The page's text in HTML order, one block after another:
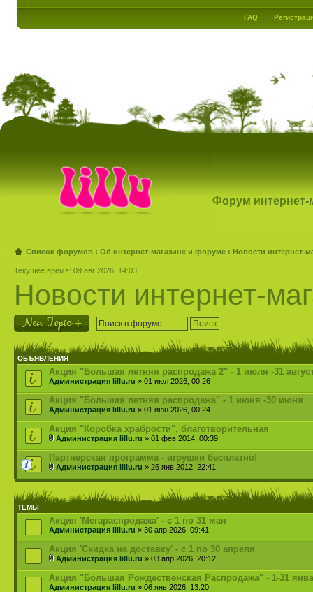
FAQ
Форум интернет-
Список форумов ‹ Об интернет-магазине и форуме ‹ Новости интернет-
Текущее время: 09 авг 2026, 14:03
Новости интернет-
Новая тема
ОБЪЯВЛЕНИЯ
Акция "Большая летняя распродажа 2" - 1 июля -31
Администрация lillu.ru » 01 июл 2026, 00:26
Акция "Большая летняя распродажа" - 1 июня -30 июня
Администрация lillu.ru » 01 июн 2026, 00:24
Акция "Коробка храбрости", благотворительная
Администрация lillu.ru » 01 фев 2014, 00:39
Партнерская программа - игрушки бесплатно!
Администрация lillu.ru » 26 янв 2012, 22:41
ТЕМЫ
Акция 'Мегараспродажа' - с 1 по 31 мая
Администрация lillu.ru » 30 апр 2026, 09:41
Акция 'Скидка на доставку' - с 1 по 30 апреля
Администрация lillu.ru » 03 апр 2026, 20:12
Акция "Большая Рождественская Распродажа" - 1-31
Администрация lillu.ru » 06 янв 2026, 13:20